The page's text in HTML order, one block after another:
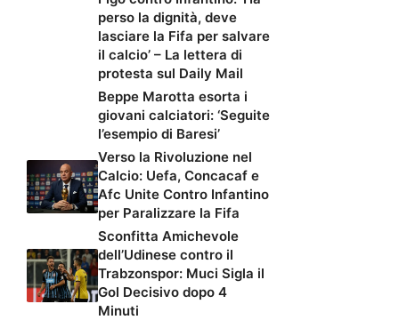
perso la dignità, deve
lasciare la Fifa per salvare
il calcio’ – La lettera di
protesta sul Daily Mail
Beppe Marotta esorta i
giovani calciatori: ‘Seguite
l’esempio di Baresi’
Verso la Rivoluzione nel
Calcio: Uefa, Concacaf e
Afc Unite Contro Infantino
per Paralizzare la Fifa
Sconfitta Amichevole
dell’Udinese contro il
Trabzonspor: Muci Sigla il
Gol Decisivo dopo 4
Minuti